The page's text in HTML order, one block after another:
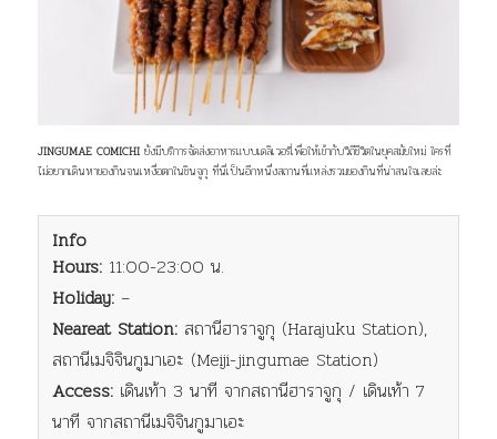
JINGUMAE COMICHI ยังมีบริการจัดส่งอาหารแบบเดลิเวอรี่เพื่อให้เข้ากับวิถีชีวิตในยุคสมัยใหม่ ใครที่
ไม่อยากเดินหาของกินจนเหงื่อตกในชินจูกุ ที่นี่เป็นอีกหนึ่งสถานที่แหล่งรวมของกินที่น่าสนใจเลยล่ะ
Info
Hours: 11:00-23:00 น.
Holiday: –
Neareat Station: สถานีฮาราจูกุ (Harajuku Station),
สถานีเมจิจินกูมาเอะ (Meiji-jingumae Station)
Access: เดินเท้า 3 นาที จากสถานีฮาราจูกุ / เดินเท้า 7
นาที จากสถานีเมจิจินกูมาเอะ